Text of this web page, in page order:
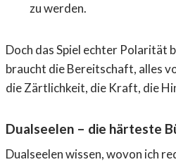
zu werden.
Doch das Spiel echter Polarität
braucht die Bereitschaft, alles
die Zärtlichkeit, die Kraft, die
Dualseelen – die härteste
Dualseelen wissen, wovon ich